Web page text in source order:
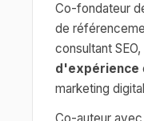
Co-fondateur
de
consultant SEO,
d'expérience
marketing